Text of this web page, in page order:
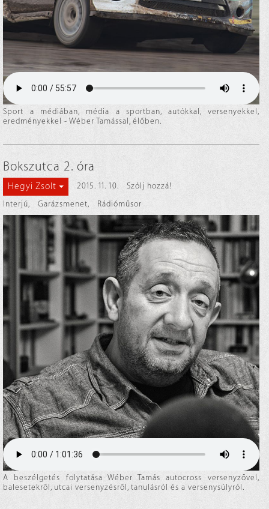
Sport a médiában, média a sportban, autókkal, versenyekkel,
eredményekkel - Wéber Tamással, élőben.
Bokszutca 2. óra
Hegyi Zsolt 2015. 11. 10.
Szólj hozzá!
Interjú, Garázsmenet, Rádióműsor
A beszélgetés folytatása Wéber Tamás autocross versenyzővel,
balesetekről, utcai versenyzésről, tanulásról és a versenysúlyról.